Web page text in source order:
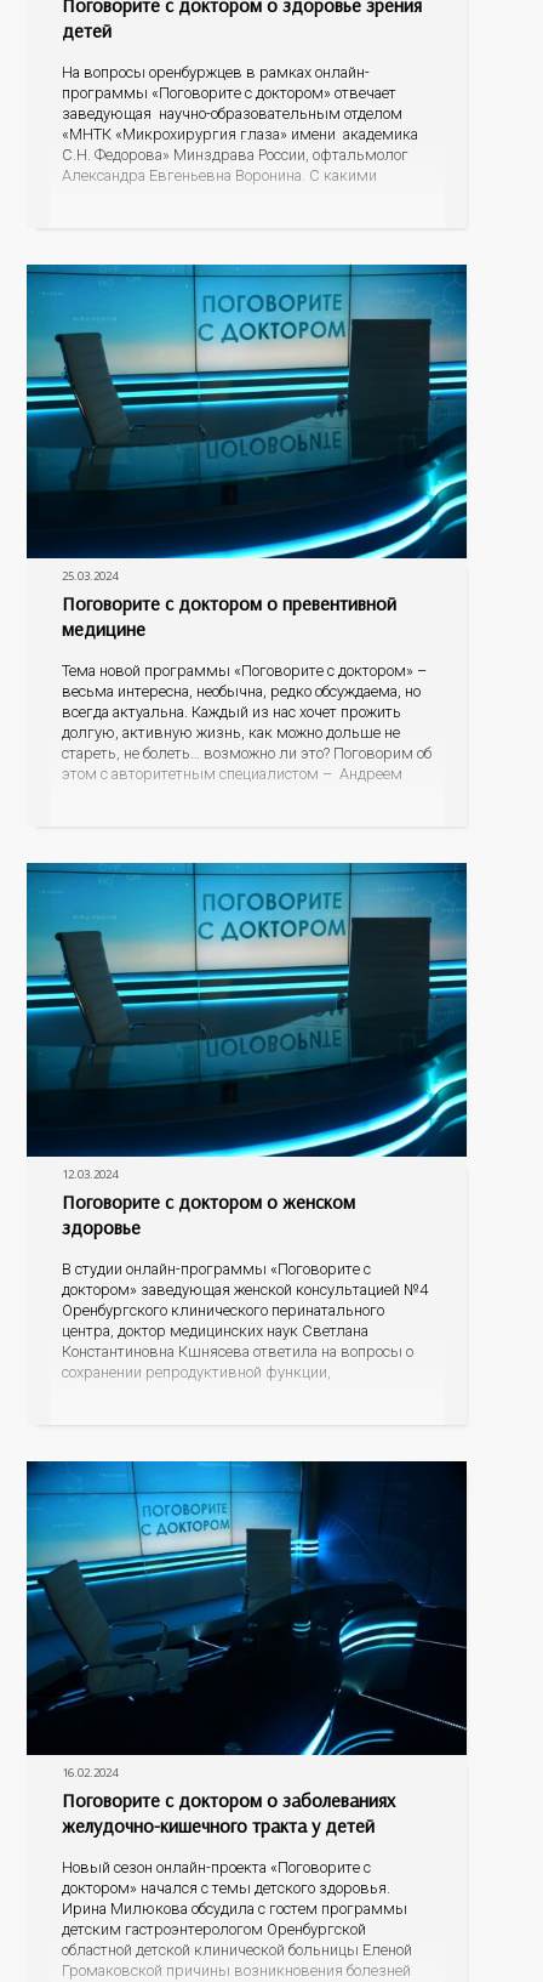
детей
На вопросы оренбуржцев в рамках онлайн-
программы «Поговорите с доктором» отвечает
заведующая научно-образовательным отделом
«МНТК «Микрохирургия глаза» имени академика
С.Н. Федорова» Минздрава России, офтальмолог
Александра Евгеньевна Воронина. С какими
25.03.2024
Поговорите с доктором о превентивной
медицине
Тема новой программы «Поговорите с доктором» –
весьма интересна, необычна, редко обсуждаема, но
всегда актуальна. Каждый из нас хочет прожить
долгую, активную жизнь, как можно дольше не
стареть, не болеть… возможно ли это? Поговорим об
этом с авторитетным специалистом – Андреем
12.03.2024
Поговорите с доктором о женском
здоровье
В студии онлайн-программы «Поговорите с
доктором» заведующая женской консультацией №4
Оренбургского клинического перинатального
центра, доктор медицинских наук Светлана
Константиновна Кшнясева ответила на вопросы о
сохранении репродуктивной функции,
16.02.2024
Поговорите с доктором о заболеваниях
желудочно-кишечного тракта у детей
Новый сезон онлайн-проекта «Поговорите с
доктором» начался с темы детского здоровья.
Ирина Милюкова обсудила с гостем программы
детским гастроэнтерологом Оренбургской
областной детской клинической больницы Еленой
Громаковской причины возникновения болезней